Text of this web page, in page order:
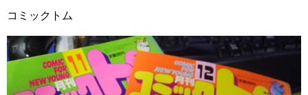
コミックトム